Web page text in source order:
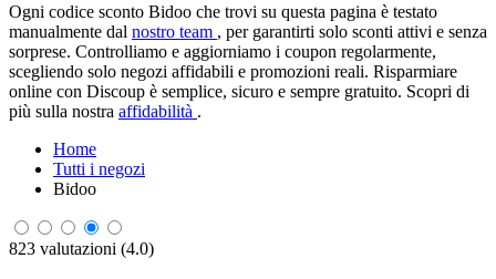
Ogni codice sconto Bidoo che trovi su questa pagina è testato
manualmente dal nostro team , per garantirti solo sconti attivi e senza
sorprese. Controlliamo e aggiorniamo i coupon regolarmente,
scegliendo solo negozi affidabili e promozioni reali. Risparmiare
online con Discoup è semplice, sicuro e sempre gratuito. Scopri di
più sulla nostra affidabilità .
Home
Tutti i negozi
Bidoo
823 valutazioni (4.0)